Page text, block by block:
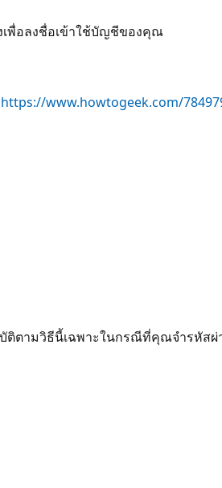
เพื่อลงชื่อเข้าใช้บัญชีของคุณ
https://www.howtogeek.com/
บัติตามวิธีนี้เฉพาะในกรณีที่คุณจำรหัส